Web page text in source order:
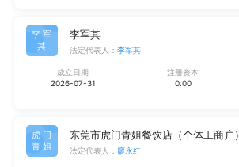
李军
其
李军其
法定代表人： 李军其
成立日期
2026-07-31
注册资本
0.00
虎门
青姐
东莞市虎门青姐餐饮店（个体工商户）
法定代表人： 廖永红